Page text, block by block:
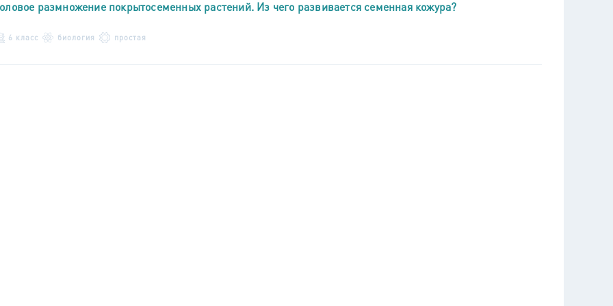
размножение покрытосеменных растений. Из чего развивается семенная кожура?
6 класс биология простая